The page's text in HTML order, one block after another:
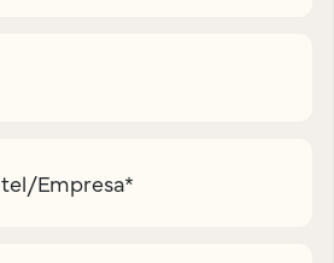
Empresa*